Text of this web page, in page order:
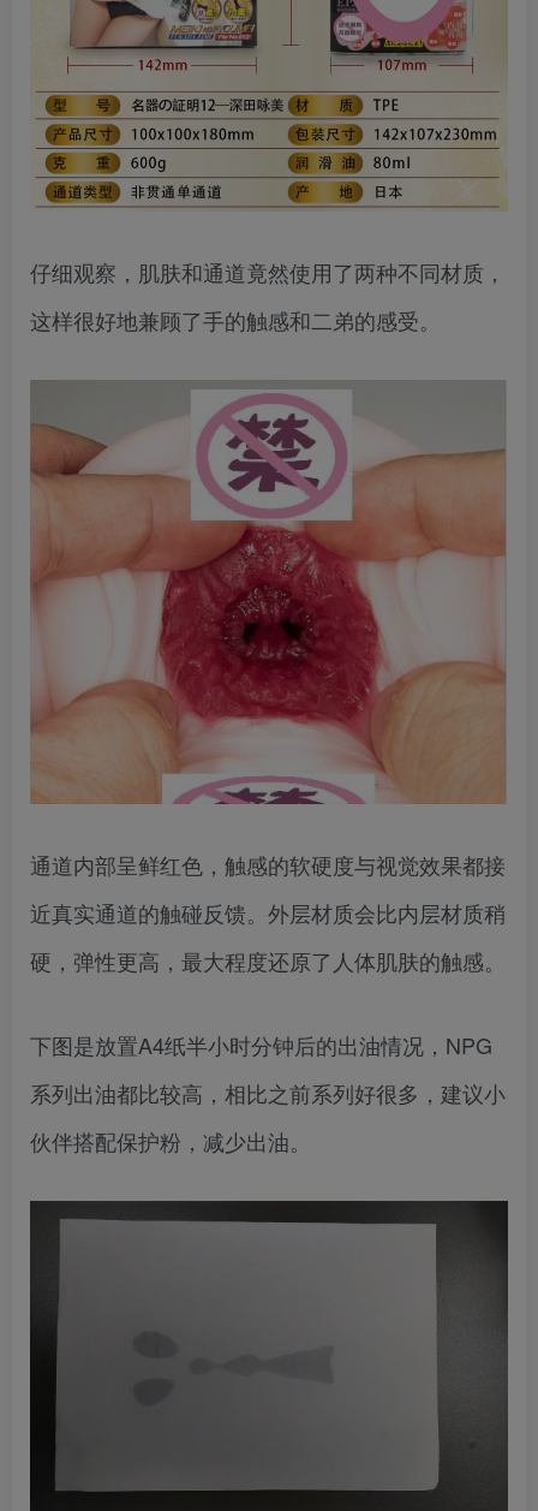
仔细观察，肌肤和通道竟然使用了两种不同材质，
这样很好地兼顾了手的触感和二弟的感受。
通道内部呈鲜红色，触感的软硬度与视觉效果都接
近真实通道的触碰反馈。外层材质会比内层材质稍
硬，弹性更高，最大程度还原了人体肌肤的触感。
下图是放置A4纸半小时分钟后的出油情况，NPG
系列出油都比较高，相比之前系列好很多，建议小
伙伴搭配保护粉，减少出油。